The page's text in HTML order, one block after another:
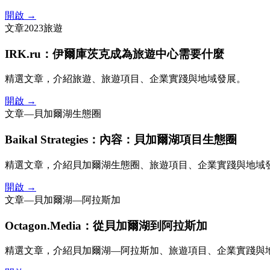
開啟 →
文章2023旅遊
IRK.ru：伊爾庫茨克成為旅遊中心需要什麼
精選文章，介紹旅遊、旅遊項目、企業實踐與地域發展。
開啟 →
文章—貝加爾湖生態圈
Baikal Strategies：內容：貝加爾湖項目生態圈
精選文章，介紹貝加爾湖生態圈、旅遊項目、企業實踐與地域
開啟 →
文章—貝加爾湖—阿拉斯加
Octagon.Media：從貝加爾湖到阿拉斯加
精選文章，介紹貝加爾湖—阿拉斯加、旅遊項目、企業實踐與